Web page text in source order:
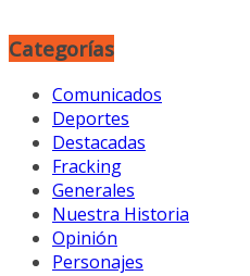
Categorías
Comunicados
Deportes
Destacadas
Fracking
Generales
Nuestra Historia
Opinión
Personajes